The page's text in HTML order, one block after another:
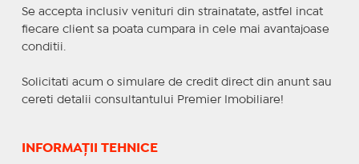
Se accepta inclusiv venituri din strainatate, astfel incat
fiecare client sa poata cumpara in cele mai avantajoase
conditii.
Solicitati acum o simulare de credit direct din anunt sau
cereti detalii consultantului Premier Imobiliare!
INFORMAȚII TEHNICE